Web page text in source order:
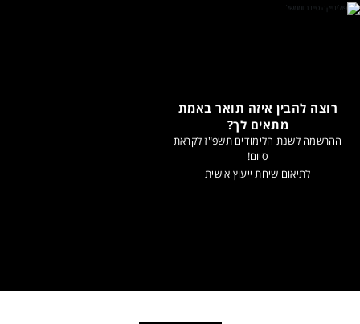
רוצה להבין איזה תואר באמת
מתאים לך?
ההרשמה לשנת הלימודים תשפ"ז לקראת
סיום!
לתיאום שיחת ייעוץ אישית